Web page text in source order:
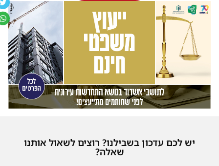
יש לכם עדכון בשבילנו? רוצים לשאול אותנו
שאלה?